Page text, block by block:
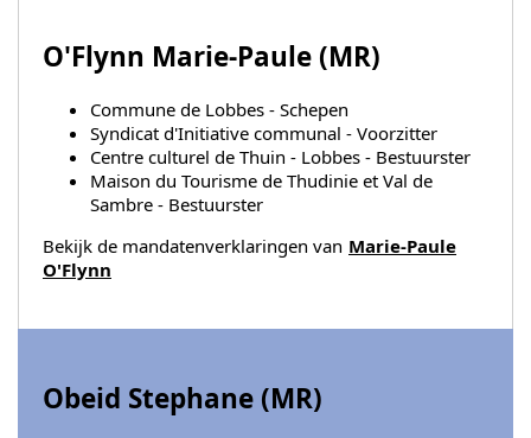
O'Flynn Marie-Paule (MR)
Commune de Lobbes - Schepen
Syndicat d'Initiative communal - Voorzitter
Centre culturel de Thuin - Lobbes - Bestuurster
Maison du Tourisme de Thudinie et Val de
Sambre - Bestuurster
Bekijk de mandatenverklaringen van Marie-Paule
O'Flynn
Obeid Stephane (MR)